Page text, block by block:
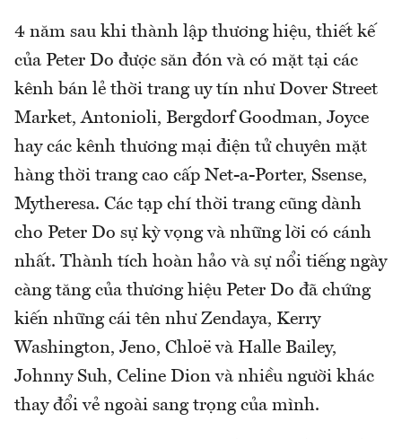
4 năm sau khi thành lập thương hiệu, thiết kế
của Peter Do được săn đón và có mặt tại các
kênh bán lẻ thời trang uy tín như Dover Street
Market, Antonioli, Bergdorf Goodman, Joyce
hay các kênh thương mại điện tử chuyên mặt
hàng thời trang cao cấp Net-a-Porter, Ssense,
Mytheresa. Các tạp chí thời trang cũng dành
cho Peter Do sự kỳ vọng và những lời có cánh
nhất. Thành tích hoàn hảo và sự nổi tiếng ngày
càng tăng của thương hiệu Peter Do đã chứng
kiến những cái tên như Zendaya, Kerry
Washington, Jeno, Chloë và Halle Bailey,
Johnny Suh, Celine Dion và nhiều người khác
thay đổi vẻ ngoài sang trọng của mình.